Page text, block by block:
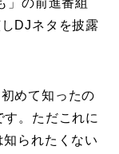
」の前進番組
DJネタを披露
めて知ったの
。ただこれに
られたくない